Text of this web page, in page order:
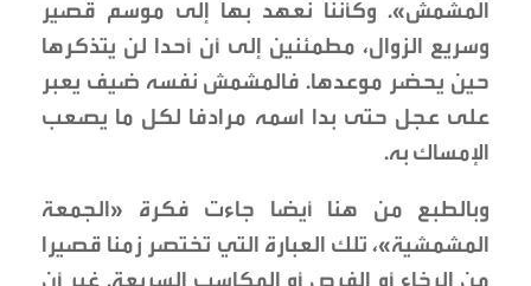
المشمش». وكأننا نعهد بها إلى موسم قصير
وسريع الزوال، مطمئنين إلى أن أحدا لن يتذكرها
حين يحضر موعدها. فالمشمش نفسه ضيف يعبر
على عجل حتى بدا اسمه مرادفا لكل ما يصعب
الإمساك به.
وبالطبع من هنا أيضا جاءت فكرة «الجمعة
المشمشية»، تلك العبارة التي تختصر زمنا قصيرا